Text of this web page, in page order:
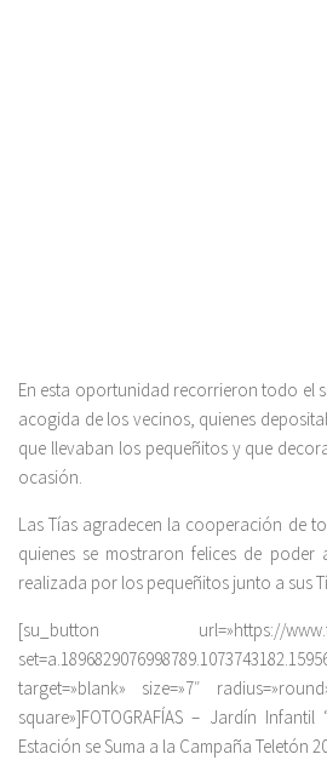
En esta oportunidad recorrieron todo el
acogida de los vecinos, quienes
que llevaban los pequeñitos y que
ocasión.
Las Tías agradecen la cooperación de
quienes se mostraron felices de poder
realizada por los pequeñitos junto a sus
[su_button url=»https://
target=»blank» size=»7″
square»]FOTOGRAFÍAS – Jardín
Estación se Suma a la Campaña Teletón